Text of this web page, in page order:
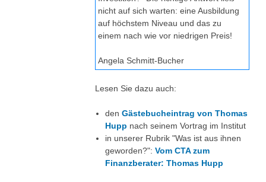
nicht auf sich warten: eine Ausbildung
auf höchstem Niveau und das zu
einem nach wie vor niedrigen Preis!
Angela Schmitt-Bucher
Lesen Sie dazu auch:
den Gästebucheintrag von Thomas
Hupp nach seinem Vortrag im Institut
in unserer Rubrik "Was ist aus ihnen
geworden?": Vom CTA zum
Finanzberater: Thomas Hupp